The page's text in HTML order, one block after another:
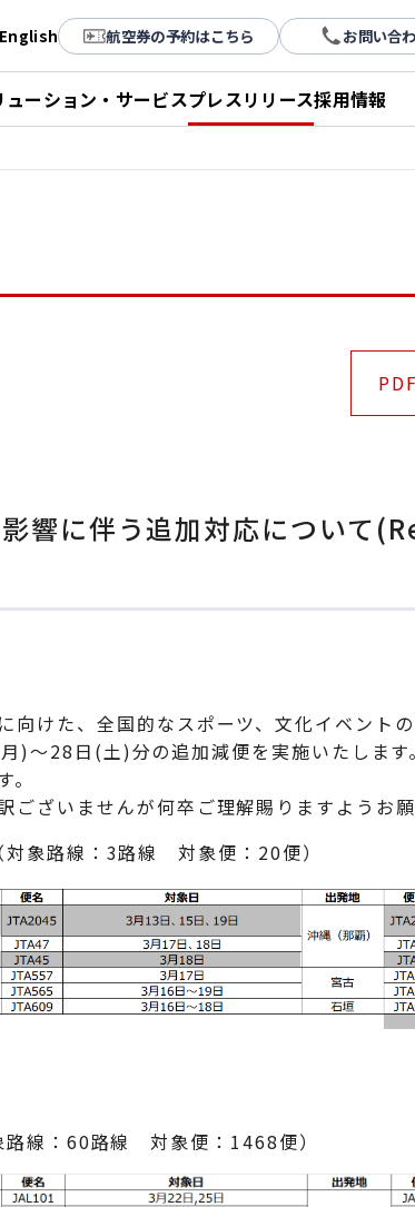
English 航空券の予約はこちら お問い合
ューション・サービスプレスリリース採用情報
響に伴う追加対応について
向けた、全国的なスポーツ、文化イベント
)～28日(土)分の追加減便を実施いたしま
ざいませんが何卒ご理解賜りますようお願
象路線：3路線 対象便：20便）
線：60路線 対象便：1468便）